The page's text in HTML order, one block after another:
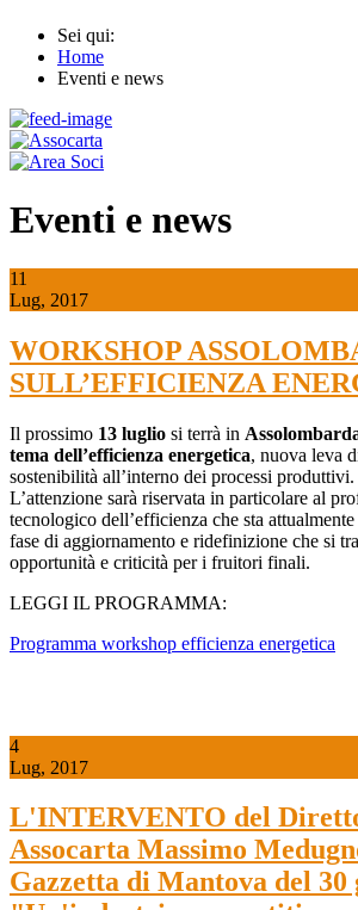
Sei qui:
Home
Eventi e news
Eventi e news
11
Lug, 2017
WORKSHOP
SULL’EFFICIENZA
Il prossimo 13 luglio si terrà in
tema dell’efficienza energetica, nuova leva
sostenibilità all’interno dei processi produttivi.
L’attenzione sarà riservata in particolare al
tecnologico dell’efficienza che sta
fase di aggiornamento e ridefinizione che si
opportunità e criticità per i fruitori finali.
LEGGI IL PROGRAMMA:
Programma workshop efficienza energetica
4
Lug, 2017
L'INTERVENTO del
Assocarta Massimo
Gazzetta di Mantova del 30